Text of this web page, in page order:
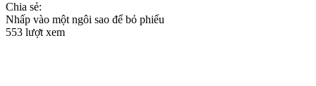
Chia sẻ:
Nhấp vào một ngôi sao để bỏ phiếu
553 lượt xem